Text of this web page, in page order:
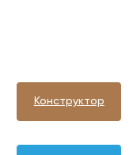
Конструктор